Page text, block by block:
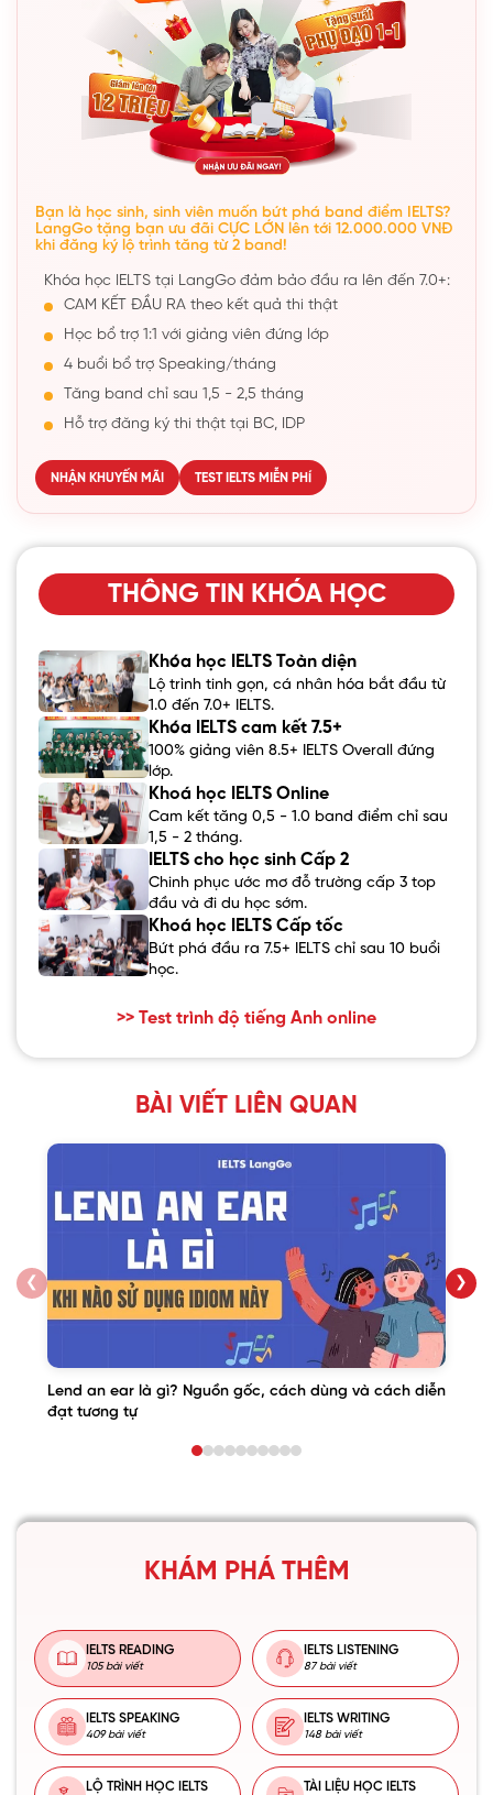
Bạn là học sinh, sinh viên muốn bứt phá band điểm IELTS?
LangGo tặng bạn ưu đãi CỰC LỚN lên tới 12.000.000 VNĐ
khi đăng ký lộ trình tăng từ 2 band!
Khóa học IELTS tại LangGo đảm bảo đầu ra lên đến 7.0+:
CAM KẾT ĐẦU RA theo kết quả thi thật
Học bổ trợ 1:1 với giảng viên đứng lớp
4 buổi bổ trợ Speaking/tháng
Tăng band chỉ sau 1,5 - 2,5 tháng
Hỗ trợ đăng ký thi thật tại BC, IDP
NHẬN KHUYẾN MÃI TEST IELTS MIỄN PHÍ
THÔNG TIN KHÓA HỌC
Khóa học IELTS Toàn diện
Lộ trình tinh gọn, cá nhân hóa bắt đầu từ
1.0 đến 7.0+ IELTS.
Khóa IELTS cam kết 7.5+
100% giảng viên 8.5+ IELTS Overall đứng
lớp.
Khoá học IELTS Online
Cam kết tăng 0,5 - 1.0 band điểm chỉ sau
1,5 - 2 tháng.
IELTS cho học sinh Cấp 2
Chinh phục ước mơ đỗ trường cấp 3 top
đầu và đi du học sớm.
Khoá học IELTS Cấp tốc
Bứt phá đầu ra 7.5+ IELTS chỉ sau 10 buổi
học.
>> Test trình độ tiếng Anh online
BÀI VIẾT LIÊN QUAN
❮
Lend an ear là gì? Nguồn gốc, cách dùng và cách diễn
đạt tương tự
❯
KHÁM PHÁ THÊM
IELTS READING
105 bài viết
IELTS LISTENING
87 bài viết
IELTS SPEAKING
409 bài viết
IELTS WRITING
148 bài viết
LỘ TRÌNH HỌC IELTS TÀI LIỆU HỌC IELTS